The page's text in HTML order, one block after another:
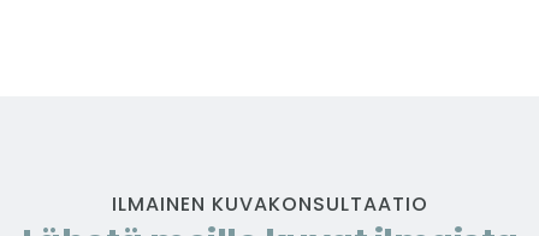
ILMAINEN KUVAKONSULTAATIO